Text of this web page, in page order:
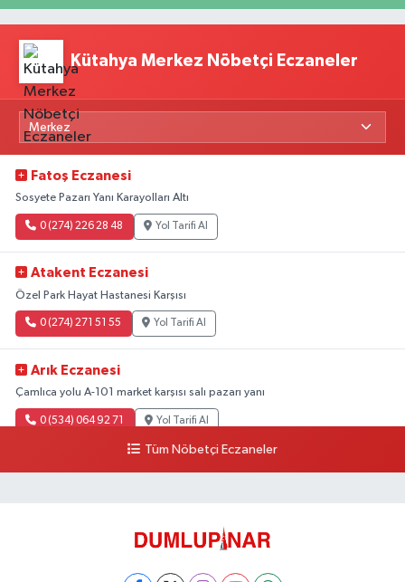
Kütahya Merkez Nöbetçi Eczaneler
Fatoş Eczanesi
Sosyete Pazarı Yanı Karayolları Altı
0 (274) 226 28 48 Yol Tarifi Al
Atakent Eczanesi
Özel Park Hayat Hastanesi Karşısı
0 (274) 271 51 55 Yol Tarifi Al
Arık Eczanesi
Çamlıca yolu A-101 market karşısı salı pazarı yanı
0 (534) 064 92 71 Yol Tarifi Al
Tüm Nöbetçi Eczaneler